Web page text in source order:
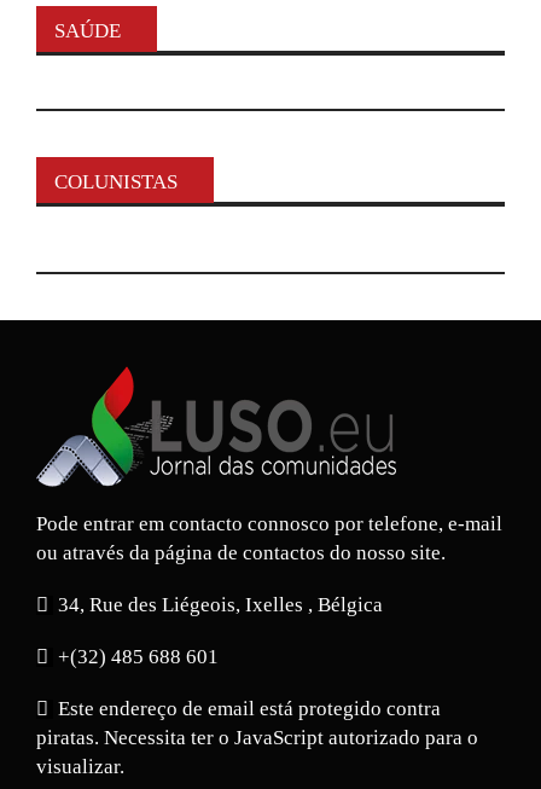
SAÚDE
COLUNISTAS
Pode entrar em contacto connosco por telefone, e-mail
ou através da página de contactos do nosso site.
34, Rue des Liégeois, Ixelles , Bélgica
+(32) 485 688 601
Este endereço de email está protegido contra
piratas. Necessita ter o JavaScript autorizado para o
visualizar.